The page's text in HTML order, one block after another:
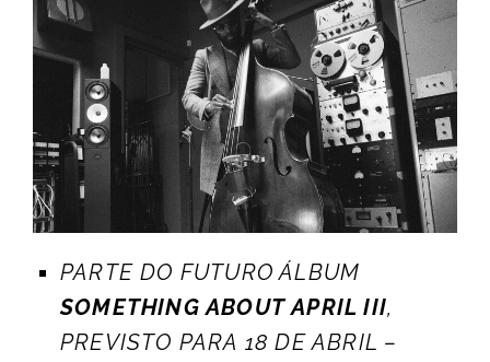
PARTE DO FUTURO ÁLBUM
SOMETHING ABOUT APRIL III,
PREVISTO PARA 18 DE ABRIL –